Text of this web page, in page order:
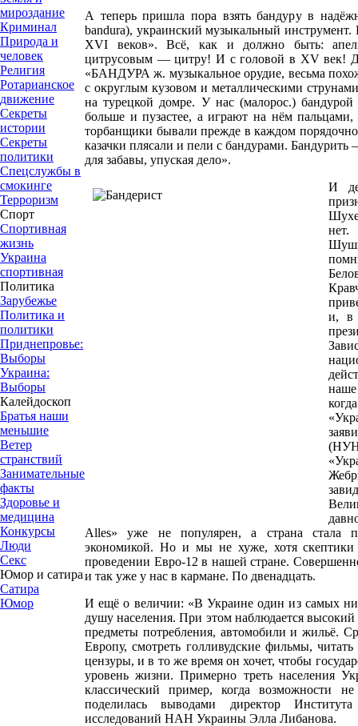
мироздание
Криминал
Природа и
человек
Религия
Ротарианское
движение
Секреты
истории
Секреты
политики
Спецслужбы в
смокинге
Терроризм
Спорт
Спортивная
жизнь
Украина
спортивная
Политика
Зарубежье
Политика и
политики
Приднепровье:
Выборы
Украина:
Выборы
Калейдоскоп
Братья наши
меньшие
Ветер
странствий
Занимательные
факты
Здоровье и
медицина
Конкурсы
Люди
Секс
Юмор и сатира
Сатира
Юмор
А теперь пришла пора взять бандуру в
bandura), украинский музыкальный инструмент.
XVI веков». Всё, как и должно быть:
цитрусовым — цитру! И с головой в XV век!
«БАНДУРА ж. музыкальное орудие, весьма
с округлым кузовом и металлическими
на турецкой домре. У нас (малорос.) бандурой
больше и пузастее, а играют на нём
торбанщики бывали прежде в каждом
казачки плясали и пели с бандурами. Бандурить
для забавы, упуская дело».
И
и, в
наше
Alles» уже не популярен, а страна стала
экономикой. Но и мы не хуже, хотя
проведении Евро-12 в нашей стране.
и так уже у нас в кармане. По двенадцать.
И ещё о величии: «В Украине один из самых
душу населения. При этом наблюдается
предметы потребления, автомобили и жильё.
Европу, смотреть голливудские фильмы,
цензуры, и в то же время он хочет, чтобы
уровень жизни. Примерно треть населения
классический пример, когда возможности
поделилась выводами директор
исследований НАН Украины Элла Либанова.